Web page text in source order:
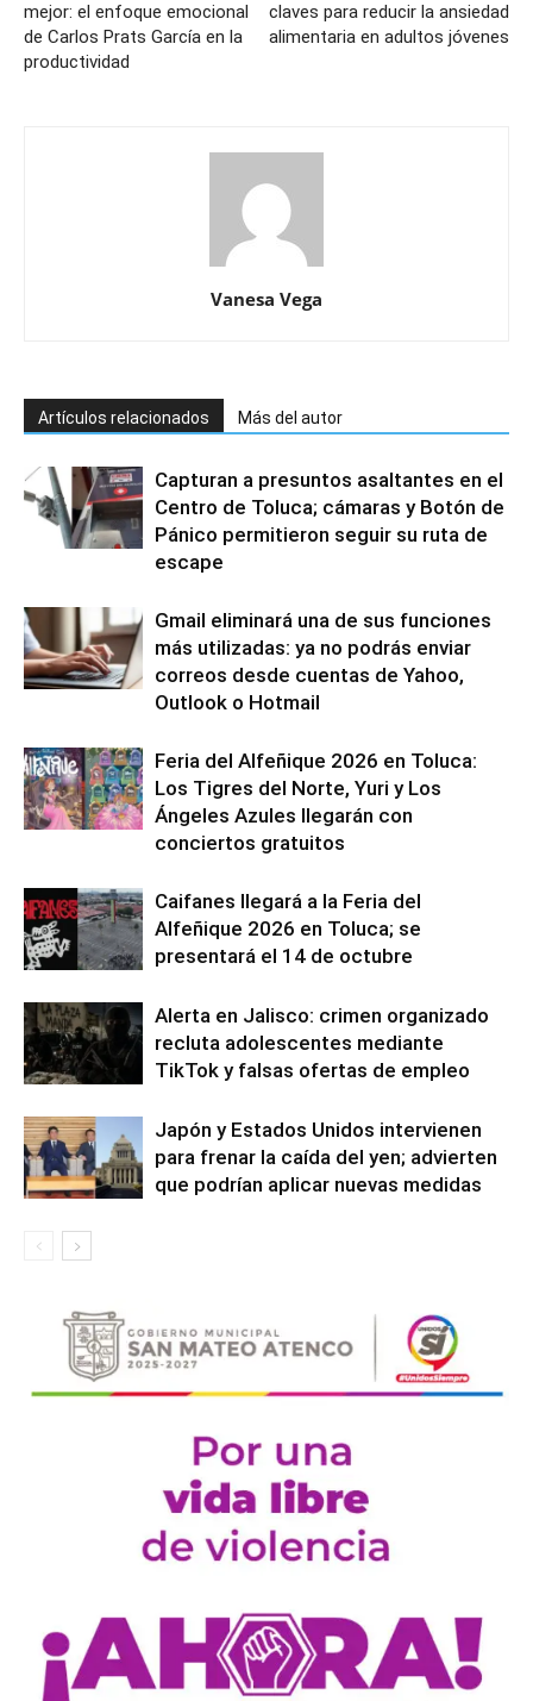
mejor: el enfoque emocional
de Carlos Prats García en la
productividad
claves para reducir la ansiedad
alimentaria en adultos jóvenes
Vanesa Vega
Artículos relacionados Más del autor
Capturan a presuntos asaltantes en el
Centro de Toluca; cámaras y Botón de
Pánico permitieron seguir su ruta de
escape
Gmail eliminará una de sus funciones
más utilizadas: ya no podrás enviar
correos desde cuentas de Yahoo,
Outlook o Hotmail
Feria del Alfeñique 2026 en Toluca:
Los Tigres del Norte, Yuri y Los
Ángeles Azules llegarán con
conciertos gratuitos
Caifanes llegará a la Feria del
Alfeñique 2026 en Toluca; se
presentará el 14 de octubre
Alerta en Jalisco: crimen organizado
recluta adolescentes mediante
TikTok y falsas ofertas de empleo
Japón y Estados Unidos intervienen
para frenar la caída del yen; advierten
que podrían aplicar nuevas medidas